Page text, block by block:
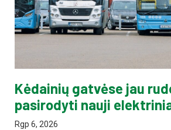
Kėdainių gatvėse jau
pasirodyti nauji
Rgp 6, 2026